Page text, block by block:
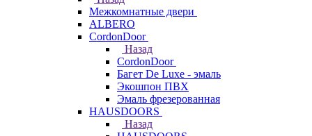
Межкомнатные двери
ALBERO
CordonDoor
Назад
CordonDoor
Багет De Luxe - эмаль
Экошпон ПВХ
Эмаль фрезерованная
HAUSDOORS
Назад